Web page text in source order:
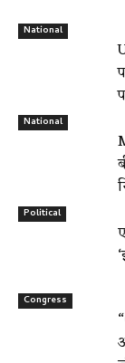
National
National
Political
Congress